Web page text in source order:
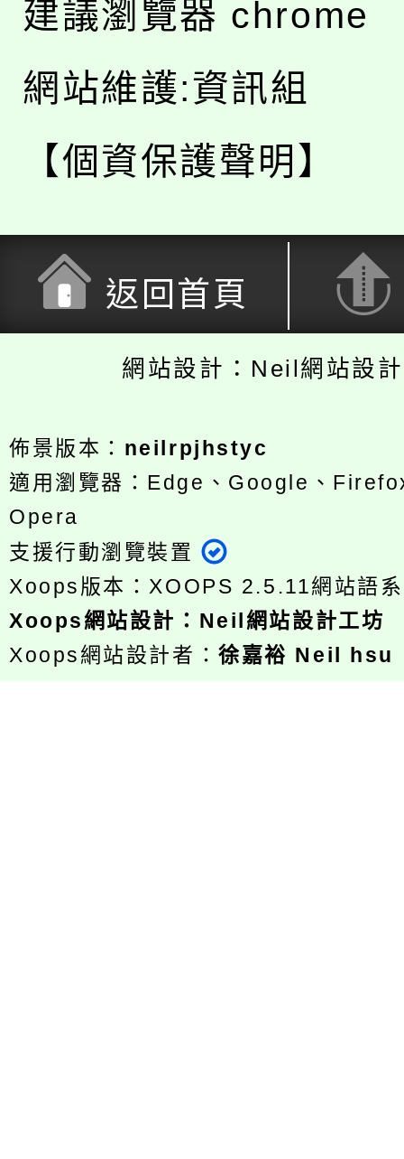
建議瀏覽器 chrome
網站維護:資訊組
【個資保護聲明】
返回首頁
網站設計：Neil網站設
佈景版本： neilrpjhstyc
適用瀏覽器：Edge、Google、
Opera
支援行動瀏覽裝置
Xoops版本：XOOPS 2.5.11網站語
Xoops網站設計 ： Neil網站設計工坊
Xoops網站設計者：徐嘉裕 Neil hsu